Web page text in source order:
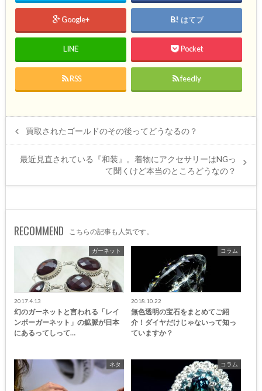
Google+ はてブ
LINE Pocket
RSS feedly
買取されたゴールドのその後ってどうなるの？
最近見直されている『和装』。着物にアクセサリーはNGっ
て聞くけど本当のところどうなの？
RECOMMEND こちらの記事も人気です。
ガーネット
2017.4.13
幻のガーネットと言われる「レイ
ンボーガーネット」の鉱脈が日本
にあるってしって…
コラム
2018.10.22
無色透明の宝石をまとめてご紹
介！ダイヤだけじゃないって知っ
ていますか？
ネタ コラム